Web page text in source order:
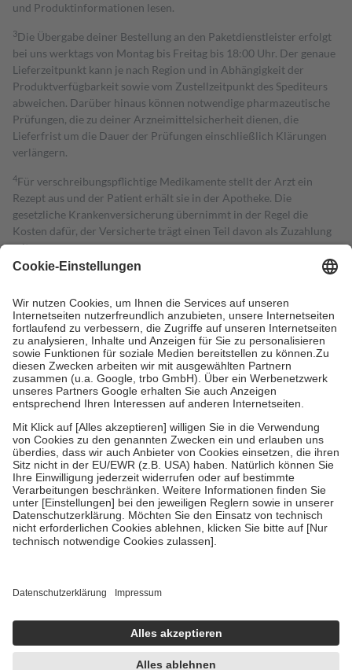
und Produktinformationen lesen.
3Die Übergabe deiner Bestellung an den Paketdienstleister erfolgt
bei uns werktags von Montag bis Freitag bis 18:00 Uhr. Der genaue
Lieferzeitpunkt kann je nach Region und in Abhängigkeit der
Produktverfügbarkeit sowie vom Zustellzeitpunkt des Spediteurs
abweichen. Darüber hinaus können notwendige pharmazeutische
Prüfungen, die zu deiner Arzneimittelsicherheit dienen, die
Lieferfrist um die Dauer der Prüfungen einschließlich Klärungen
verlängern.
4Für verschreibungspflichtige Medikamente stellt der Arzt ein
Rezept aus und der Patient erhält sie in der Apotheke. Die
gesetzliche Krankenversicherung übernimmt in der Regel die
Kosten dafür, der Versicherte trägt einen Teil davon als Zuzahlung
mit.
Grundsätzlich leisten Mitglieder Zuzahlungen in Höhe von zehn
höchstens zehn Euro.
Es sind jedoch nie mehr als die tatsächlichen
Kosten der Leistung zu entrichten.
Diese Regeln gelten grundsätzlich auch für Online-Apotheken.
Bei Heilmitteln und häuslicher Krankenpflege beträgt die
Zuzahlung zehn Prozent der Kosten sowie zehn Euro je
Verordnung.
Um das Engagement der Versicherten für ihre eigene Gesundheit zu
stärken und die besondere Stellung der Familie zu unterstützen,
fallenkeine Zuzahlungenan bei:
• Kindern und Jugendlichen bis zum vollendeten 18. Lebensjahr
mit Ausnahme der Fahrkosten
• Untersuchungen zur Vorsorge und Früherkennung, die von der
GKV getragen werden
• empfohlenen Schutzimpfungen
• Harn- und Blutteststreifen
getroffen, um sicherzustellen, dass es sich um echte Bewertungen
https://help.etrusted.com/hc/de/articles/4419944605341
Einige Bilder und Inhalte wurden unter Zuhilfenahme künstlicher